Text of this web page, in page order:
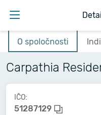
O spoločnosti
Carpathia
IČO:
51287129